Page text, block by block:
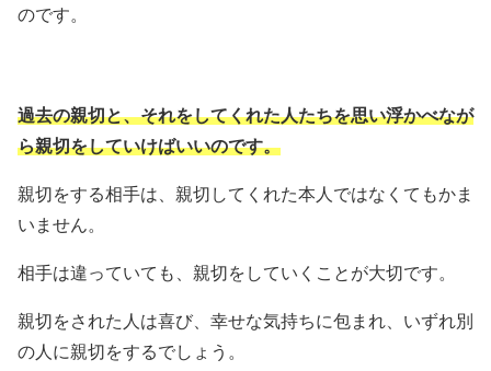
のです。
過去の親切と、それをしてくれた人たちを思い浮かべなが
ら親切をしていけばいいのです。
親切をする相手は、親切してくれた本人ではなくてもかま
いません。
相手は違っていても、親切をしていくことが大切です。
親切をされた人は喜び、幸せな気持ちに包まれ、いずれ別
の人に親切をするでしょう。